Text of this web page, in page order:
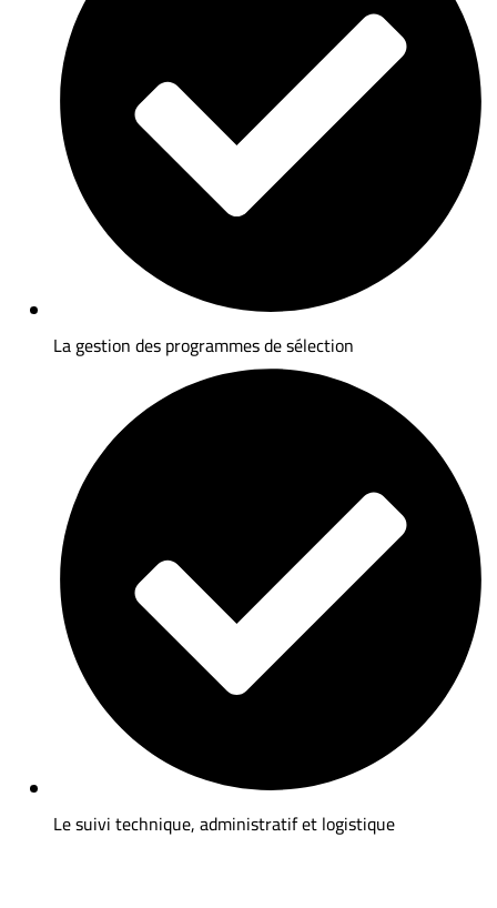
La gestion des programmes de sélection
Le suivi technique, administratif et logistique